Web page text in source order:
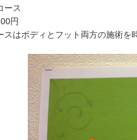
ース
円
スはボディとフット両方の施術を